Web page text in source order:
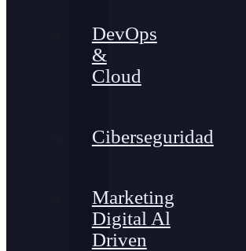
DevOps
&
Cloud
Ciberseguridad
Marketing
Digital Al
Driven